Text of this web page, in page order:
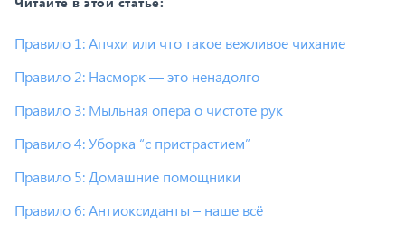
Правило 1: Апчхи или что такое вежливое чихание
Правило 2: Насморк — это ненадолго
Правило 3: Мыльная опера о чистоте рук
Правило 4: Уборка “с пристрастием”
Правило 5: Домашние помощники
Правило 6: Антиоксиданты – наше всё